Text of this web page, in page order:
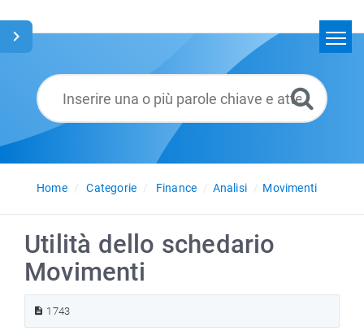
Glossario
Italiano
Home
Categorie Finance Analisi Movimenti
Utilità dello schedario
Movimenti
1743